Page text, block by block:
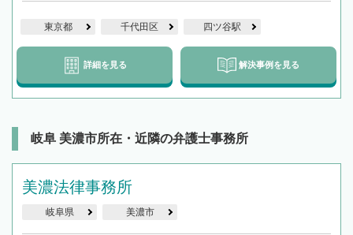
東京都 千代田区 四ツ谷駅
詳細を見る 解決事例を見る
岐阜 美濃市所在・近隣の弁護士事務所
美濃法律事務所
岐阜県 美濃市